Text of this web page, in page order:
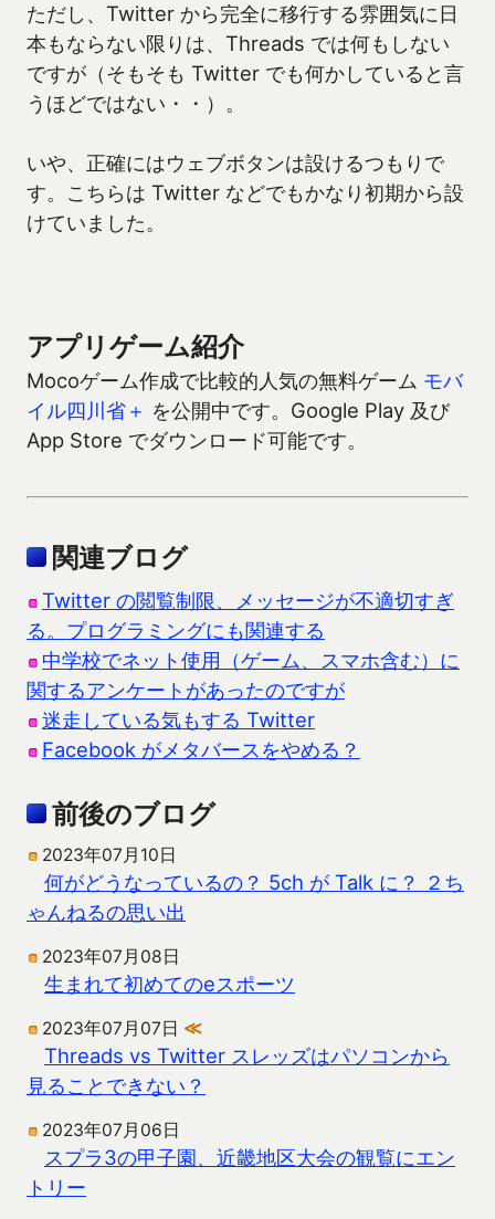
ただし、Twitter から完全に移行する雰囲気に日
本もならない限りは、Threads では何もしない
ですが（そもそも Twitter でも何かしていると言
うほどではない・・）。
いや、正確にはウェブボタンは設けるつもりで
す。こちらは Twitter などでもかなり初期から設
けていました。
アプリゲーム紹介
Mocoゲーム作成で比較的人気の無料ゲーム モバ
イル四川省＋ を公開中です。Google Play 及び
App Store でダウンロード可能です。
関連ブログ
Twitter の閲覧制限、メッセージが不適切すぎ
る。プログラミングにも関連する
中学校でネット使用（ゲーム、スマホ含む）に
関するアンケートがあったのですが
迷走している気もする Twitter
Facebook がメタバースをやめる？
前後のブログ
2023年07月10日
何がどうなっているの？ 5ch が Talk に？ ２ち
ゃんねるの思い出
2023年07月08日
生まれて初めてのeスポーツ
2023年07月07日 ≪
Threads vs Twitter スレッズはパソコンから
見ることできない？
2023年07月06日
スプラ3の甲子園、近畿地区大会の観覧にエン
トリー